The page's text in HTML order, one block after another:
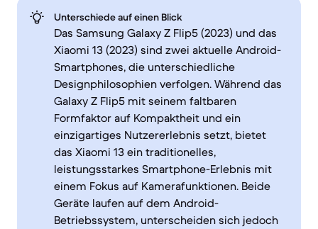
Unterschiede auf einen Blick
Das Samsung Galaxy Z Flip5 (2023) und das
Xiaomi 13 (2023) sind zwei aktuelle Android-
Smartphones, die unterschiedliche
Designphilosophien verfolgen. Während das
Galaxy Z Flip5 mit seinem faltbaren
Formfaktor auf Kompaktheit und ein
einzigartiges Nutzererlebnis setzt, bietet
das Xiaomi 13 ein traditionelles,
leistungsstarkes Smartphone-Erlebnis mit
einem Fokus auf Kamerafunktionen. Beide
Geräte laufen auf dem Android-
Betriebssystem, unterscheiden sich jedoch